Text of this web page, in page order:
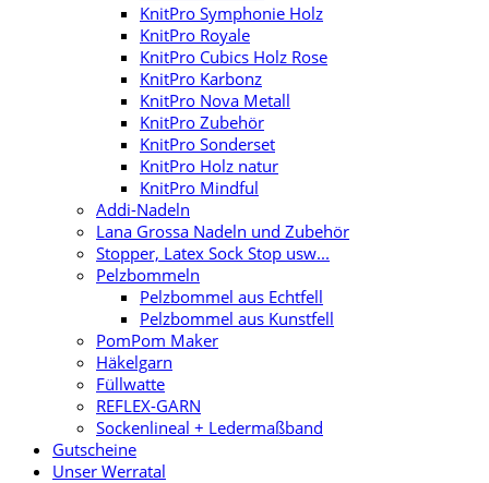
KnitPro Symphonie Holz
KnitPro Royale
KnitPro Cubics Holz Rose
KnitPro Karbonz
KnitPro Nova Metall
KnitPro Zubehör
KnitPro Sonderset
KnitPro Holz natur
KnitPro Mindful
Addi-Nadeln
Lana Grossa Nadeln und Zubehör
Stopper, Latex Sock Stop usw...
Pelzbommeln
Pelzbommel aus Echtfell
Pelzbommel aus Kunstfell
PomPom Maker
Häkelgarn
Füllwatte
REFLEX-GARN
Sockenlineal + Ledermaßband
Gutscheine
Unser Werratal